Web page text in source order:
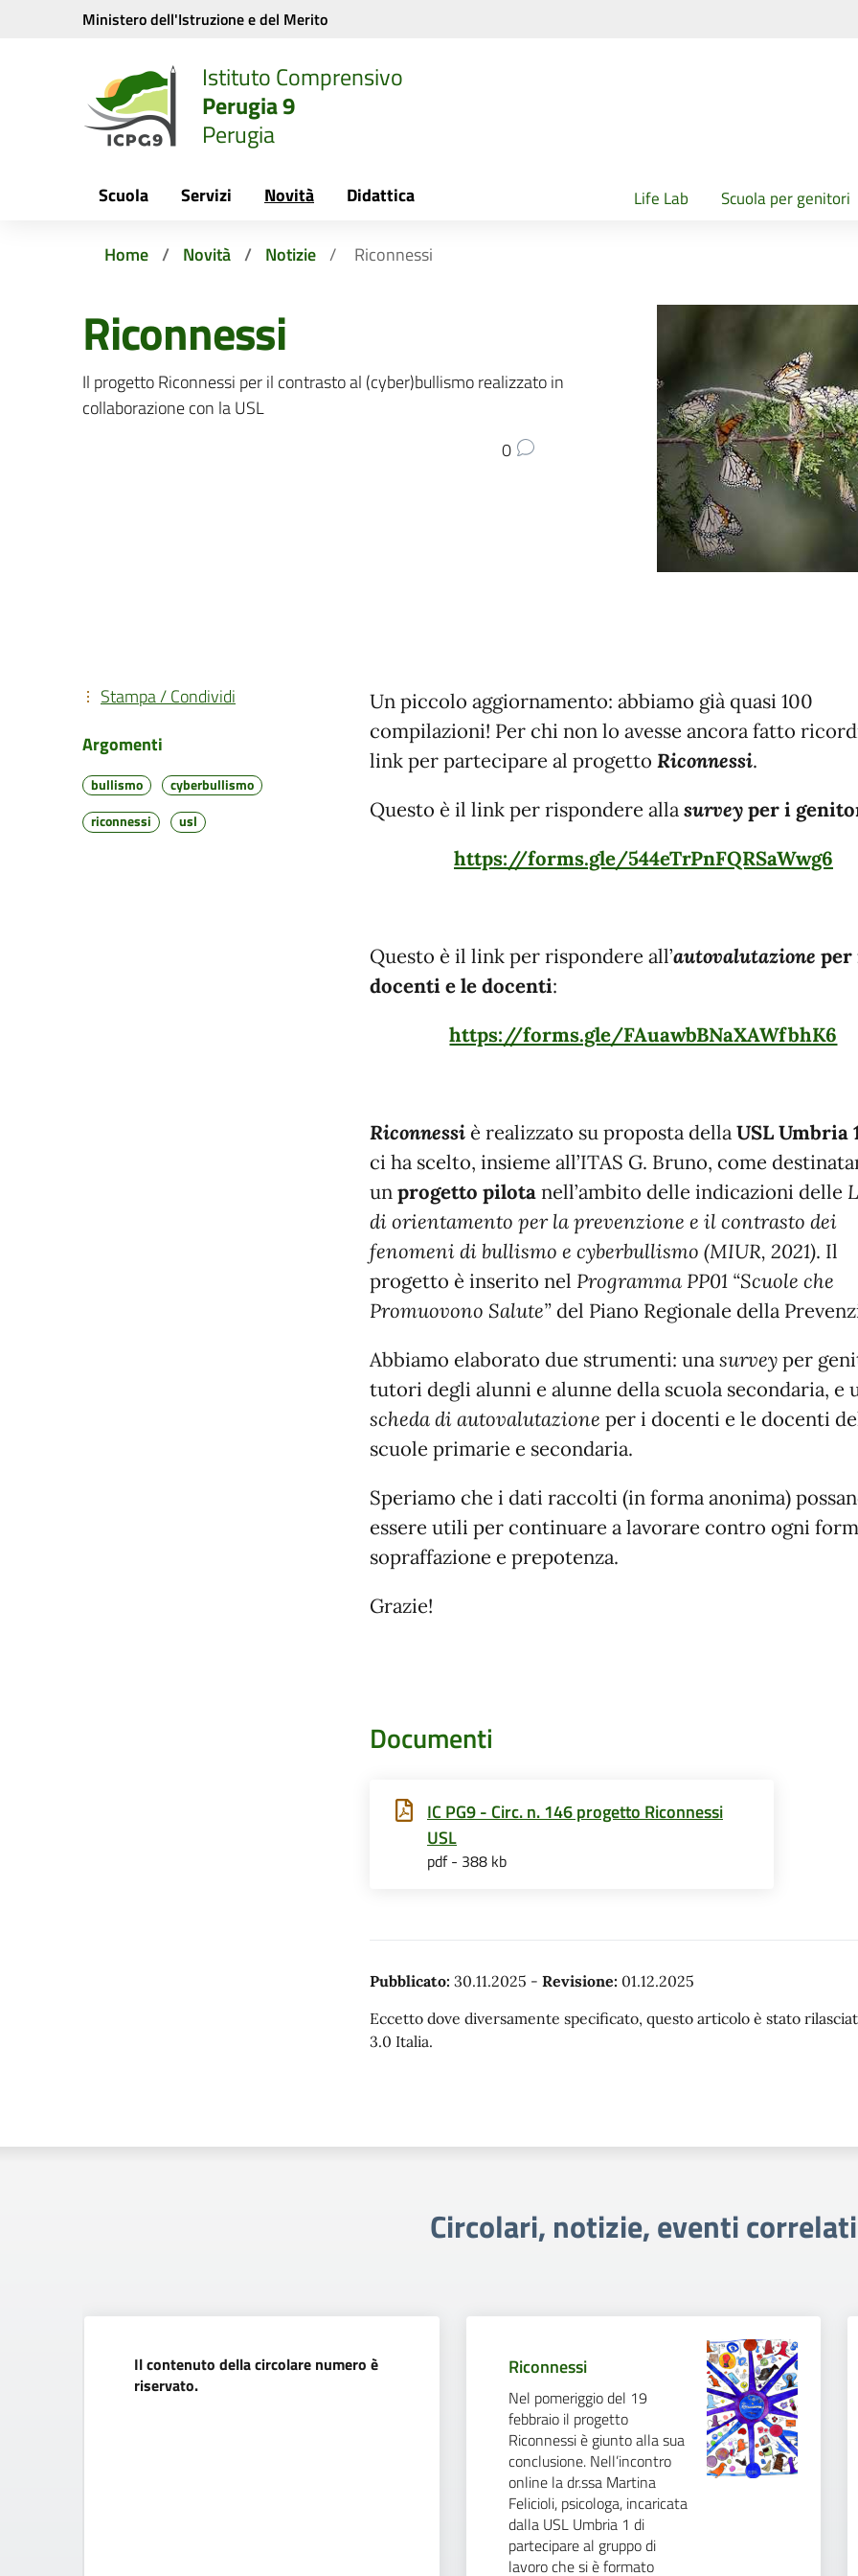
Vai ai contenuti
Vai al menu di navigazione
Ministero dell'Istruzione e del Merito
Istituto Comprensivo
Perugia 9
Perugia
Scuola Servizi Novità Didattica Life Lab Scuola per genitori
Home Novità Notizie Riconnessi
Riconnessi
Il progetto Riconnessi per il contrasto al (cyber)bullismo realizzato in
collaborazione con la USL
0
Un piccolo aggiornamento: abbiamo già quasi 100
compilazioni! Per chi non lo avesse ancora fatto
link per partecipare al progetto Riconnessi.
Questo è il link per rispondere allasurveyper i
https://forms.gle/544eTrPnFQRSaWwg6
Questo è il link per rispondere all’autovalutazione per
docenti e le docenti:
https://forms.gle/FAuawbBNaXAWfbhK6
Riconnessi è realizzato su proposta dellaUSL Umbria
ci ha scelto, insieme all’ITAS G. Bruno, come
unprogetto pilotanell’ambito delle indicazioni delle
di orientamento per la prevenzione e il contrasto dei
fenomeni di bullismo e cyberbullismo (MIUR, 2021). Il
progetto è inserito nel Programma PP01 “Scuole che
Promuovono Salute”del Piano Regionale della
Abbiamo elaborato due strumenti: unasurveyper
tutori degli alunni e alunne della scuola secondaria, e
scheda di autovalutazione per i docenti e le docenti
scuole primarie e secondaria.
Speriamo che i dati raccolti (in forma anonima)
essere utili per continuare a lavorare contro ogni
sopraffazione e prepotenza.
Grazie!
Documenti
IC PG9 - Circ. n. 146 progetto Riconnessi
USL
pdf - 388 kb
Pubblicato: 30.11.2025 - Revisione: 01.12.2025
Eccetto dove diversamente specificato, questo articolo è stato
3.0 Italia.
Stampa / Condividi
Argomenti
bullismo
cyberbullismo
riconnessi
usl
Circolari, notizie, eventi correlati
Il contenuto della circolare numero è
riservato.
Riconnessi
Nel pomeriggio del 19
febbraio il progetto
Riconnessi è giunto alla sua
conclusione. Nell’incontro
online la dr.ssa Martina
Felicioli, psicologa, incaricata
dalla USL Umbria 1 di
partecipare al gruppo di
lavoro che si è formato